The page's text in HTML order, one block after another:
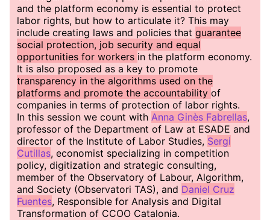
and the platform economy is essential to protect
labor rights, but how to articulate it? This may
include creating laws and policies that guarantee
social protection, job security and equal
opportunities for workers in the platform economy.
It is also proposed as a key to promote
transparency in the algorithms used on the
platforms and promote the accountability of
companies in terms of protection of labor rights.
In this session we count with Anna Ginès Fabrellas,
professor of the Department of Law at ESADE and
director of the Institute of Labor Studies, Sergi
Cutillas, economist specializing in competition
policy, digitization and strategic consulting,
member of the Observatory of Labour, Algorithm,
and Society (Observatori TAS), and Daniel Cruz
Fuentes, Responsible for Analysis and Digital
Transformation of CCOO Catalonia.